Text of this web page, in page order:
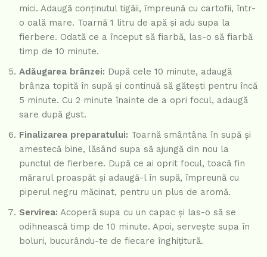
mici. Adaugă conținutul tigăii, împreună cu cartofii, într-
o oală mare. Toarnă 1 litru de apă și adu supa la
fierbere. Odată ce a început să fiarbă, las-o să fiarbă
timp de 10 minute.
Adăugarea brânzei: După cele 10 minute, adaugă
brânza topită în supă și continuă să gătești pentru încă
5 minute. Cu 2 minute înainte de a opri focul, adaugă
sare după gust.
Finalizarea preparatului: Toarnă smântâna în supă și
amestecă bine, lăsând supa să ajungă din nou la
punctul de fierbere. După ce ai oprit focul, toacă fin
mărarul proaspăt și adaugă-l în supă, împreună cu
piperul negru măcinat, pentru un plus de aromă.
Servirea: Acoperă supa cu un capac și las-o să se
odihnească timp de 10 minute. Apoi, servește supa în
boluri, bucurându-te de fiecare înghițitură.